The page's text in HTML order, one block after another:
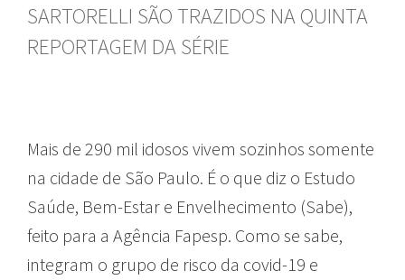
SARTORELLI SÃO TRAZIDOS NA QUINTA
REPORTAGEM DA SÉRIE
Mais de 290 mil idosos vivem sozinhos somente
na cidade de São Paulo. É o que diz o Estudo
Saúde, Bem-Estar e Envelhecimento (Sabe),
feito para a Agência Fapesp. Como se sabe,
integram o grupo de risco da covid-19 e